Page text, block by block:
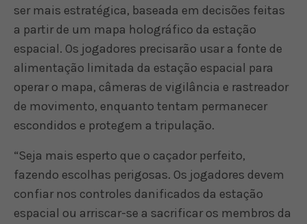
ser mais estratégica, baseada em decisões feitas
a partir de um mapa holográfico da estação
espacial. Os jogadores precisarão usar a fonte de
alimentação limitada da estação espacial para
operar o mapa, câmeras de vigilância e rastreador
de movimento, enquanto tentam permanecer
escondidos e protegem a tripulação.
“Seja mais esperto que o caçador perfeito,
fazendo escolhas perigosas. Os jogadores devem
confiar nos controles danificados da estação
espacial ou arriscar-se a sacrificar os membros da